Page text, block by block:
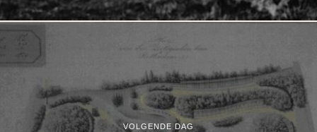
VOLGENDE DAG